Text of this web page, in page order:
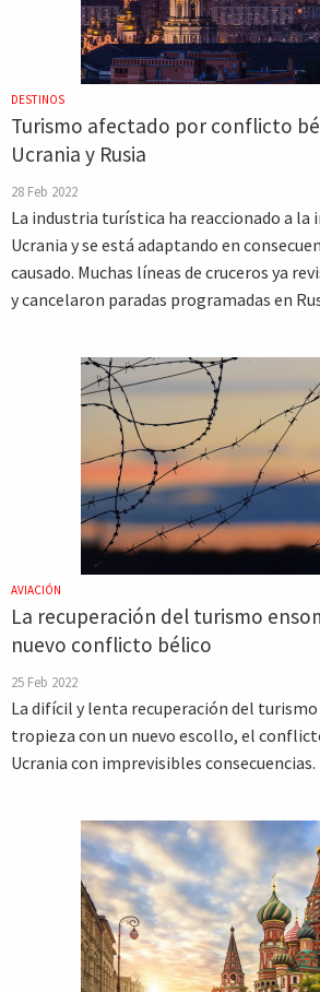
DESTINOS
Turismo afectado por conflicto
Ucrania y Rusia
28 Feb 2022
La industria turística ha reaccionado a la
Ucrania y se está adaptando en
causado. Muchas líneas de cruceros ya
y cancelaron paradas programadas en
AVIACIÓN
La recuperación del turismo
nuevo conflicto bélico
25 Feb 2022
La difícil y lenta recuperación del
tropieza con un nuevo escollo, el
Ucrania con imprevisibles consecuencias.